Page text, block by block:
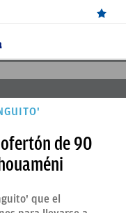
de 90
que el